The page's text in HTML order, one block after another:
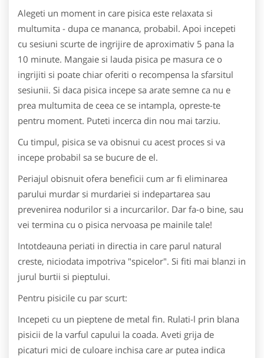
Alegeti un moment in care pisica este relaxata si
multumita - dupa ce mananca, probabil. Apoi incepeti
cu sesiuni scurte de ingrijire de aproximativ 5 pana la
10 minute. Mangaie si lauda pisica pe masura ce o
ingrijiti si poate chiar oferiti o recompensa la sfarsitul
sesiunii. Si daca pisica incepe sa arate semne ca nu e
prea multumita de ceea ce se intampla, opreste-te
pentru moment. Puteti incerca din nou mai tarziu.
Cu timpul, pisica se va obisnui cu acest proces si va
incepe probabil sa se bucure de el.
Periajul obisnuit ofera beneficii cum ar fi eliminarea
parului murdar si murdariei si indepartarea sau
prevenirea nodurilor si a incurcarilor. Dar fa-o bine, sau
vei termina cu o pisica nervoasa pe mainile tale!
Intotdeauna periati in directia in care parul natural
creste, niciodata impotriva "spicelor". Si fiti mai blanzi in
jurul burtii si pieptului.
Pentru pisicile cu par scurt:
Incepeti cu un pieptene de metal fin. Rulati-l prin blana
pisicii de la varful capului la coada. Aveti grija de
picaturi mici de culoare inchisa care ar putea indica